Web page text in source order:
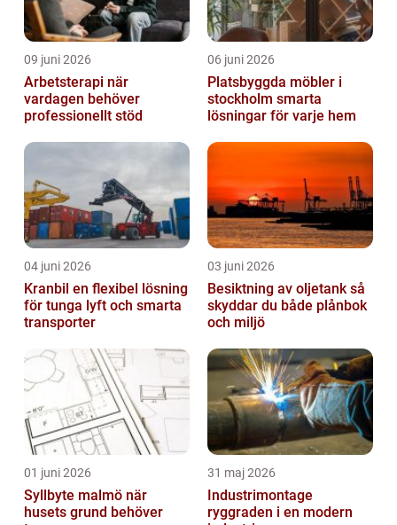
09 juni 2026
Arbetsterapi när
vardagen behöver
professionellt stöd
06 juni 2026
Platsbyggda möbler i
stockholm smarta
lösningar för varje hem
04 juni 2026
Kranbil en flexibel lösning
för tunga lyft och smarta
transporter
03 juni 2026
Besiktning av oljetank så
skyddar du både plånbok
och miljö
01 juni 2026
Syllbyte malmö när
husets grund behöver
31 maj 2026
Industrimontage
ryggraden i en modern